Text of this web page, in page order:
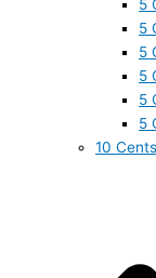
5
5
5
5
5
5
10 Cents